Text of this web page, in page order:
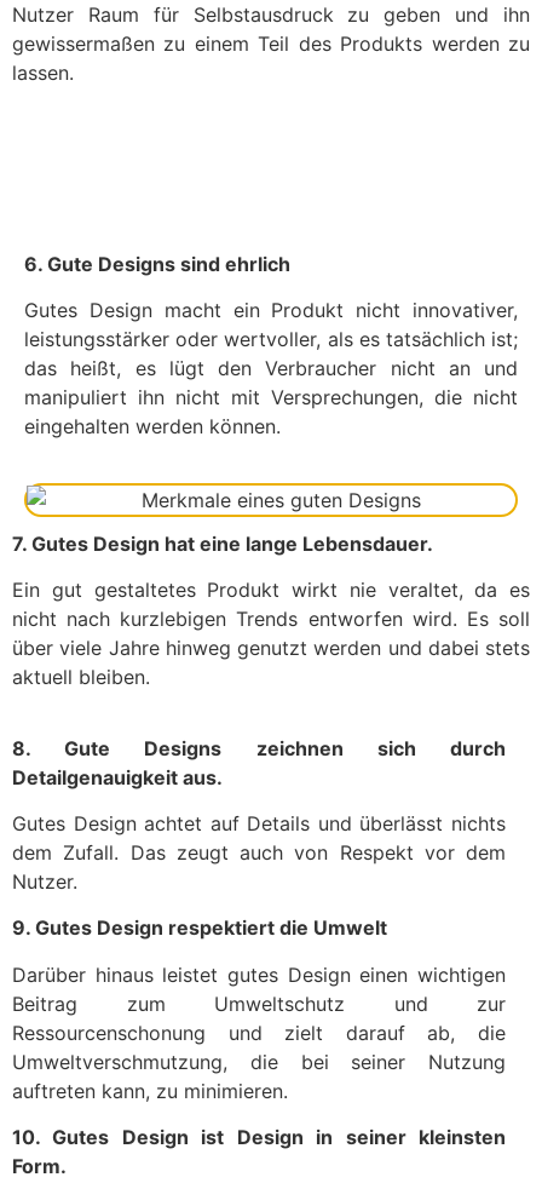
Nutzer Raum für Selbstausdruck zu geben und ihn
gewissermaßen zu einem Teil des Produkts werden zu
lassen.
6. Gute Designs sind ehrlich
Gutes Design macht ein Produkt nicht innovativer,
leistungsstärker oder wertvoller, als es tatsächlich ist;
das heißt, es lügt den Verbraucher nicht an und
manipuliert ihn nicht mit Versprechungen, die nicht
eingehalten werden können.
7. Gutes Design hat eine lange Lebensdauer.
Ein gut gestaltetes Produkt wirkt nie veraltet, da es
nicht nach kurzlebigen Trends entworfen wird. Es soll
über viele Jahre hinweg genutzt werden und dabei stets
aktuell bleiben.
8. Gute Designs zeichnen sich durch
Detailgenauigkeit aus.
Gutes Design achtet auf Details und überlässt nichts
dem Zufall. Das zeugt auch von Respekt vor dem
Nutzer.
9. Gutes Design respektiert die Umwelt
Darüber hinaus leistet gutes Design einen wichtigen
Beitrag zum Umweltschutz und zur
Ressourcenschonung und zielt darauf ab, die
Umweltverschmutzung, die bei seiner Nutzung
auftreten kann, zu minimieren.
10. Gutes Design ist Design in seiner kleinsten
Form.